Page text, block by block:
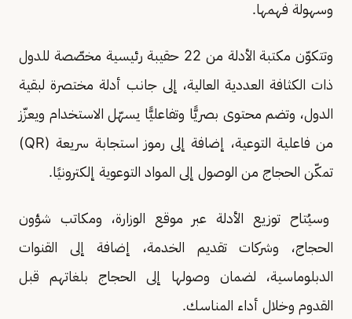
وسهولة فهمها.
وتتكوّن مكتبة الأدلة من 22 حقيبة رئيسية مخصّصة للدول
ذات الكثافة العددية العالية، إلى جانب أدلة مختصرة لبقية
الدول، وتضم محتوى بصريًّا وتفاعليًّا يسهّل الاستخدام ويعزّز
من فاعلية التوعية، إضافة إلى رموز استجابة سريعة (QR)
تمكّن الحجاج من الوصول إلى المواد التوعوية إلكترونيًا.
وسيُتاح توزيع الأدلة عبر موقع الوزارة، ومكاتب شؤون
الحجاج، وشركات تقديم الخدمة، إضافة إلى القنوات
الدبلوماسية، لضمان وصولها إلى الحجاج بلغاتهم قبل
القدوم وخلال أداء المناسك.